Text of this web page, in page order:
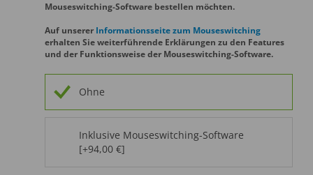
Mouseswitching-Software bestellen möchten.
Auf unserer Informationsseite zum Mouseswitching
erhalten Sie weiterführende Erklärungen zu den Features
und der Funktionsweise der Mouseswitching-Software.
Ohne
Inklusive Mouseswitching-Software
[+94,00 €]